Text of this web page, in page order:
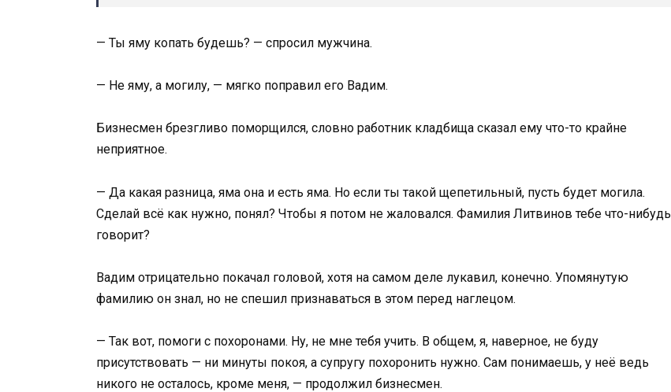
— Ты яму копать будешь? — спросил мужчина.
— Не яму, а могилу, — мягко поправил его Вадим.
Бизнесмен брезгливо поморщился, словно работник кладбища сказал ему что-то крайне
неприятное.
— Да какая разница, яма она и есть яма. Но если ты такой щепетильный, пусть будет могила.
Сделай всё как нужно, понял? Чтобы я потом не жаловался. Фамилия Литвинов тебе что-нибудь
говорит?
Вадим отрицательно покачал головой, хотя на самом деле лукавил, конечно. Упомянутую
фамилию он знал, но не спешил признаваться в этом перед наглецом.
— Так вот, помоги с похоронами. Ну, не мне тебя учить. В общем, я, наверное, не буду
присутствовать — ни минуты покоя, а супругу похоронить нужно. Сам понимаешь, у неё ведь
никого не осталось, кроме меня, — продолжил бизнесмен.